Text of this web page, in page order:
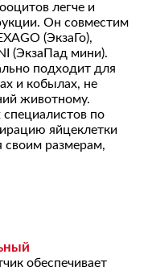
легче и
Он совместим
(ЭкзаГо),
(ЭкзаПад мини).
подходит для
и кобылах, не
животному.
по
яйцеклетки
своим размерам,
обеспечивает